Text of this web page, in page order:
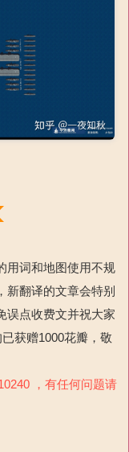
用词和地图使用不规
新翻译的文章会特别
误点收费文并祝大家
获赠1000花瓣，敬
，有任何问题请